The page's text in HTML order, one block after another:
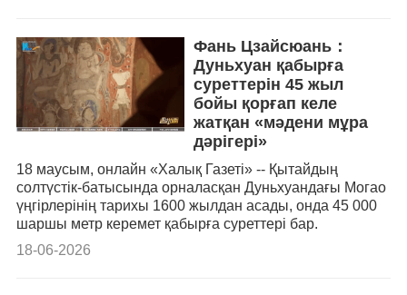
Фань Цзайсюань：
Дуньхуан қабырға
суреттерін 45 жыл
бойы қорғап келе
жатқан «мәдени мұра
дәрігері»
18 маусым, онлайн «Халық Газеті» -- Қытайдың
солтүстік-батысында орналасқан Дуньхуандағы Могао
үңгірлерінің тарихы 1600 жылдан асады, онда 45 000
шаршы метр керемет қабырға суреттері бар.
18-06-2026